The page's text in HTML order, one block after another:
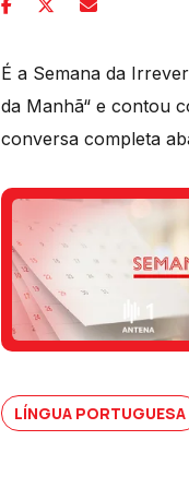
É a Semana da
da Manhã“ e contou
conversa completa
LÍNGUA PORTUGUESA